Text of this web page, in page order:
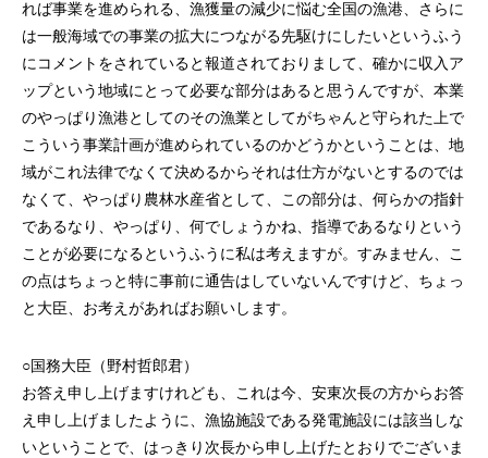
れば事業を進められる、漁獲量の減少に悩む全国の漁港、さらに
は一般海域での事業の拡大につながる先駆けにしたいというふう
にコメントをされていると報道されておりまして、確かに収入ア
ップという地域にとって必要な部分はあると思うんですが、本業
のやっぱり漁港としてのその漁業としてがちゃんと守られた上で
こういう事業計画が進められているのかどうかということは、地
域がこれ法律でなくて決めるからそれは仕方がないとするのでは
なくて、やっぱり農林水産省として、この部分は、何らかの指針
であるなり、やっぱり、何でしょうかね、指導であるなりという
ことが必要になるというふうに私は考えますが。すみません、こ
の点はちょっと特に事前に通告はしていないんですけど、ちょっ
と大臣、お考えがあればお願いします。
○国務大臣（野村哲郎君）
お答え申し上げますけれども、これは今、安東次長の方からお答
え申し上げましたように、漁協施設である発電施設には該当しな
いということで、はっきり次長から申し上げたとおりでございま